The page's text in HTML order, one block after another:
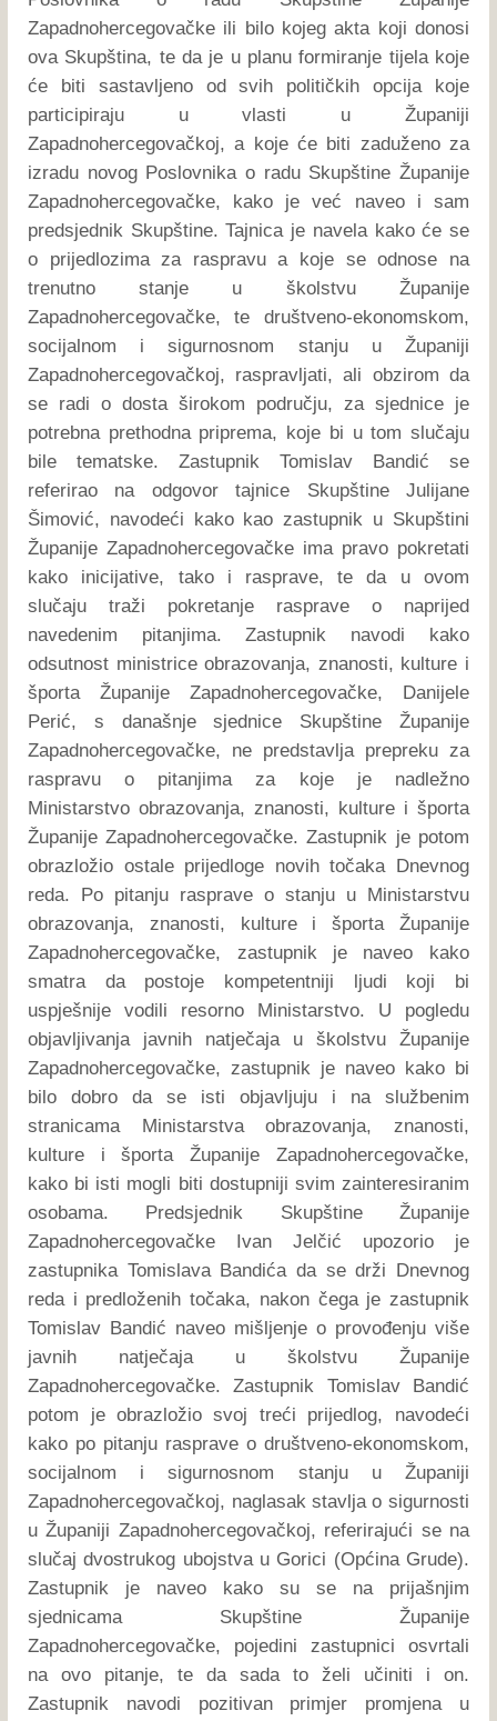
Zapadnohercegovačke ili bilo kojeg akta koji donosi
ova Skupština, te da je u planu formiranje tijela koje
će biti sastavljeno od svih političkih opcija koje
participiraju u vlasti u Županiji
Zapadnohercegovačkoj, a koje će biti zaduženo za
izradu novog Poslovnika o radu Skupštine Županije
Zapadnohercegovačke, kako je već naveo i sam
predsjednik Skupštine. Tajnica je navela kako će se
o prijedlozima za raspravu a koje se odnose na
trenutno stanje u školstvu Županije
Zapadnohercegovačke, te društveno-ekonomskom,
socijalnom i sigurnosnom stanju u Županiji
Zapadnohercegovačkoj, raspravljati, ali obzirom da
se radi o dosta širokom području, za sjednice je
potrebna prethodna priprema, koje bi u tom slučaju
bile tematske. Zastupnik Tomislav Bandić se
referirao na odgovor tajnice Skupštine Julijane
Šimović, navodeći kako kao zastupnik u Skupštini
Županije Zapadnohercegovačke ima pravo pokretati
kako inicijative, tako i rasprave, te da u ovom
slučaju traži pokretanje rasprave o naprijed
navedenim pitanjima. Zastupnik navodi kako
odsutnost ministrice obrazovanja, znanosti, kulture i
športa Županije Zapadnohercegovačke, Danijele
Perić, s današnje sjednice Skupštine Županije
Zapadnohercegovačke, ne predstavlja prepreku za
raspravu o pitanjima za koje je nadležno
Ministarstvo obrazovanja, znanosti, kulture i športa
Županije Zapadnohercegovačke. Zastupnik je potom
obrazložio ostale prijedloge novih točaka Dnevnog
reda. Po pitanju rasprave o stanju u Ministarstvu
obrazovanja, znanosti, kulture i športa Županije
Zapadnohercegovačke, zastupnik je naveo kako
smatra da postoje kompetentniji ljudi koji bi
uspješnije vodili resorno Ministarstvo. U pogledu
objavljivanja javnih natječaja u školstvu Županije
Zapadnohercegovačke, zastupnik je naveo kako bi
bilo dobro da se isti objavljuju i na službenim
stranicama Ministarstva obrazovanja, znanosti,
kulture i športa Županije Zapadnohercegovačke,
kako bi isti mogli biti dostupniji svim zainteresiranim
osobama. Predsjednik Skupštine Županije
Zapadnohercegovačke Ivan Jelčić upozorio je
zastupnika Tomislava Bandića da se drži Dnevnog
reda i predloženih točaka, nakon čega je zastupnik
Tomislav Bandić naveo mišljenje o provođenju više
javnih natječaja u školstvu Županije
Zapadnohercegovačke. Zastupnik Tomislav Bandić
potom je obrazložio svoj treći prijedlog, navodeći
kako po pitanju rasprave o društveno-ekonomskom,
socijalnom i sigurnosnom stanju u Županiji
Zapadnohercegovačkoj, naglasak stavlja o sigurnosti
u Županiji Zapadnohercegovačkoj, referirajući se na
slučaj dvostrukog ubojstva u Gorici (Općina Grude).
Zastupnik je naveo kako su se na prijašnjim
sjednicama Skupštine Županije
Zapadnohercegovačke, pojedini zastupnici osvrtali
na ovo pitanje, te da sada to želi učiniti i on.
Zastupnik navodi pozitivan primjer promjena u